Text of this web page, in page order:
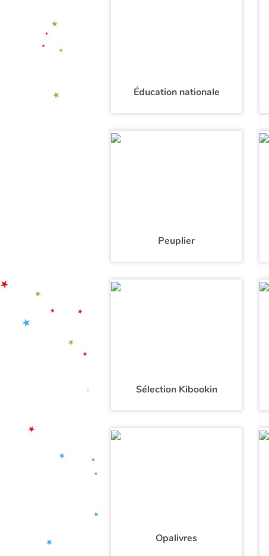
Éducation nationale
Peuplier
Sélection Kibookin
Opalivres